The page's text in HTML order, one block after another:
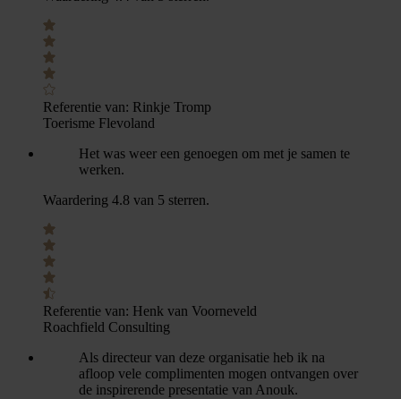
Referentie van: Rinkje Tromp
Toerisme Flevoland
Het was weer een genoegen om met je samen te
werken.
Waardering 4.8 van 5 sterren.
Referentie van: Henk van Voorneveld
Roachfield Consulting
Als directeur van deze organisatie heb ik na
afloop vele complimenten mogen ontvangen over
de inspirerende presentatie van Anouk.